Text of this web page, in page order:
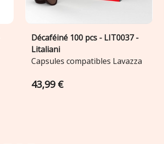
Ajouter au panier
Décaféiné 100 pcs - LIT0037 -
Litaliani
Capsules compatibles Lavazza
43,99 €